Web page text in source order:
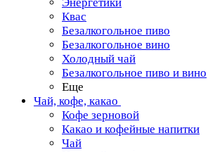
Квас
Безалкогольное пиво
Безалкогольное вино
Холодный чай
Безалкогольное пиво и вино
Еще
Чай, кофе, какао
Кофе зерновой
Какао и кофейные напитки
Чай